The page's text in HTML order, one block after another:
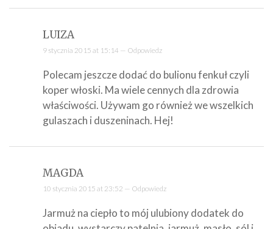
LUIZA
9 stycznia 2015 at 15:14 — Odpowiedz
Polecam jeszcze dodać do bulionu fenkuł czyli
koper włoski. Ma wiele cennych dla zdrowia
właściwości. Używam go również we wszelkich
gulaszach i duszeninach. Hej!
MAGDA
10 stycznia 2015 at 23:52 — Odpowiedz
Jarmuż na ciepło to mój ulubiony dodatek do